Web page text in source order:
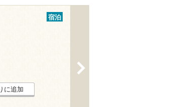
宿泊
に追加